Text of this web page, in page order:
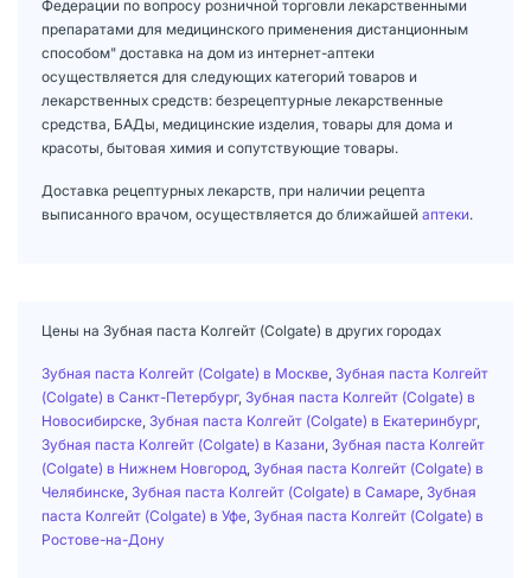
Федерации по вопросу розничной торговли лекарственными
препаратами для медицинского применения дистанционным
способом" доставка на дом из интернет-аптеки
осуществляется для следующих категорий товаров и
лекарственных средств: безрецептурные лекарственные
средства, БАДы, медицинские изделия, товары для дома и
красоты, бытовая химия и сопутствующие товары.
Доставка рецептурных лекарств, при наличии рецепта
выписанного врачом, осуществляется до ближайшей аптеки.
Цены на Зубная паста Колгейт (Colgate) в других городах
Зубная паста Колгейт (Colgate) в Москве Зубная паста Колгейт
(Colgate) в Санкт-Петербург, Зубная паста Колгейт (Colgate) в
Новосибирске Зубная паста Колгейт (Colgate) в Екатеринбург,
Зубная паста Колгейт (Colgate) в Казани Зубная паста Колгейт
(Colgate) в Нижнем Новгород Зубная паста Колгейт (Colgate) в
Челябинске Зубная паста Колгейт (Colgate) в Самаре Зубная
паста Колгейт (Colgate) в Уфе Зубная паста Колгейт (Colgate) в
Ростове-на-Дону